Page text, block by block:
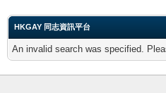
HKGAY 同志資訊平台
An invalid search was specified.